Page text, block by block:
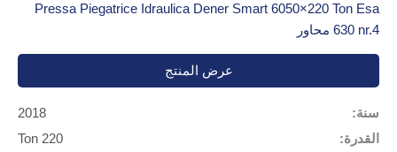
Pressa Piegatrice Idraulica Dener Smart 6050×220 Ton Esa
630 nr.4 محاور
عرض المنتج
سنة:
2018
القدرة:
220 Ton